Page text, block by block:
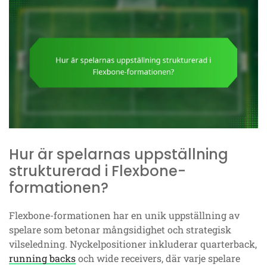
Hur är spelarnas uppställning
strukturerad i Flexbone-
formationen?
Flexbone-formationen har en unik uppställning av
spelare som betonar mångsidighet och strategisk
vilseledning. Nyckelpositioner inkluderar quarterback,
running backsoch wide receivers, där varje spelare